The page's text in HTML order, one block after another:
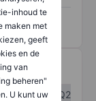
inhoud te
maken met
geeft
en de
van
beheren"
U kunt uw
/
Q2